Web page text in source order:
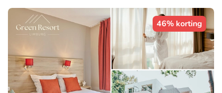
46% korting